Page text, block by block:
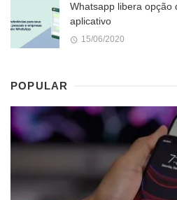
Whatsapp libera opção
aplicativo
15/06/2020
POPULAR